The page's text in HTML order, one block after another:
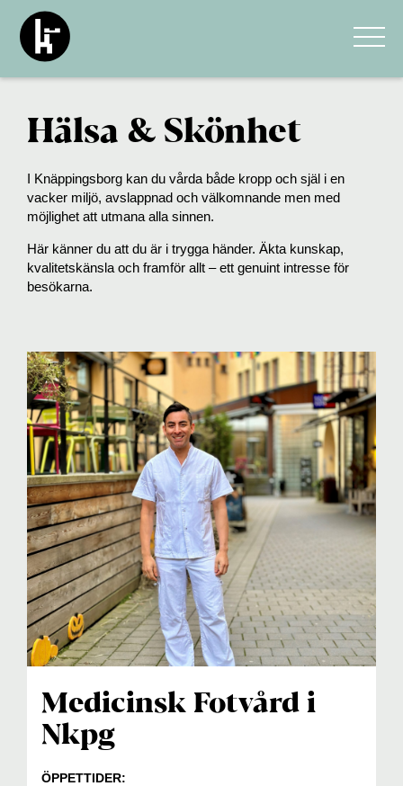
Hälsa & Skönhet
I Knäppingsborg kan du vårda både kropp och själ i en
vacker miljö, avslappnad och välkomnande men med
möjlighet att utmana alla sinnen.
Här känner du att du är i trygga händer. Äkta kunskap,
kvalitetskänsla och framför allt – ett genuint intresse för
besökarna.
Medicinsk Fotvård i
Nkpg
ÖPPETTIDER: